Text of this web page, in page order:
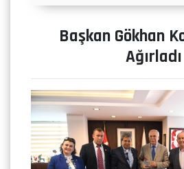
Başkan Gökhan
Ağırladı